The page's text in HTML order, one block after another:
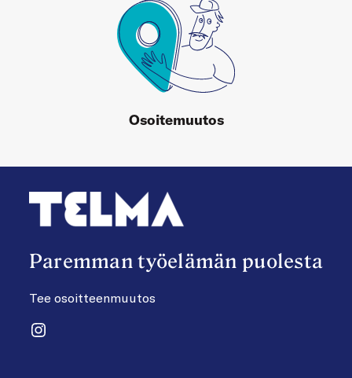
Osoitemuutos
Paremman työelämän puolesta
Tee osoitteenmuutos
Instagram